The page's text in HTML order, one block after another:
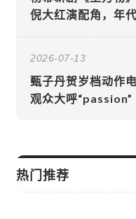
倪大红演配角，年
2026-07-13
甄子丹贺岁档动作
观众大呼“passion”
热门推荐